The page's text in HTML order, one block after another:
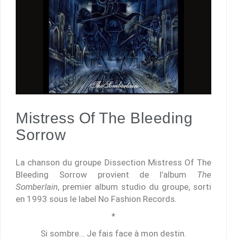
Mistress Of The Bleeding
Sorrow
La chanson du groupe Dissection Mistress Of The
Bleeding Sorrow provient de l’album The
Somberlain, premier album studio du groupe, sorti
en 1993 sous le label No Fashion Records.
*
Si sombre… Je fais face à mon destin.